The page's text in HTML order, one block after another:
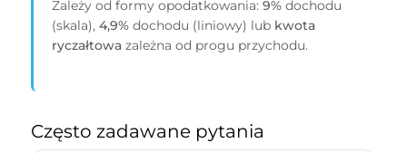
Zależy od formy opodatkowania:9% dochodu
(skala),4,9% dochodu (liniowy) lub kwota
ryczałtowa zależna od progu przychodu.
Często zadawane pytania